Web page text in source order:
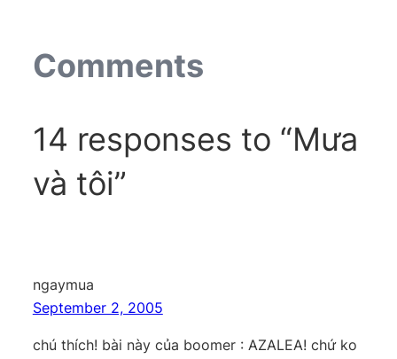
Comments
14 responses to “Mưa
và tôi”
ngaymua
September 2, 2005
chú thích! bài này của boomer : AZALEA! chứ ko